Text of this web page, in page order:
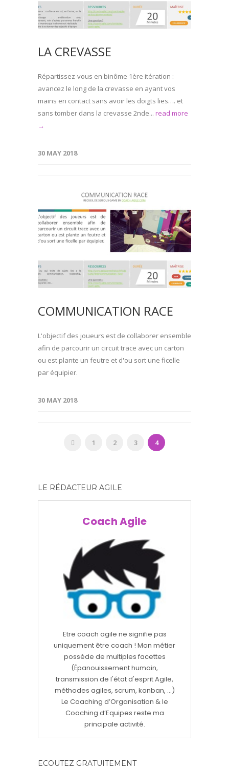
LA CREVASSE
Répartissez-vous en binôme 1ère itération :
avancez le long de la crevasse en ayant vos
mains en contact sans avoir les doigts lies…. et
sans tomber dans la crevasse 2nde... read more
→
30 MAY 2018
COMMUNICATION RACE
L'objectif des joueurs est de collaborer ensemble
afin de parcourir un circuit trace avec un carton
ou est plante un feutre et d'ou sort une ficelle
par équipier.
30 MAY 2018
1 2 3 4
LE RÉDACTEUR AGILE
Coach Agile
Etre coach agile ne signifie pas
uniquement être coach ! Mon métier
possède de multiples facettes
(Épanouissement humain,
transmission de l'état d'esprit Agile,
méthodes agiles, scrum, kanban, ...)
Le Coaching d’Organisation & le
Coaching d’Equipes reste ma
principale activité.
ECOUTEZ GRATUITEMENT